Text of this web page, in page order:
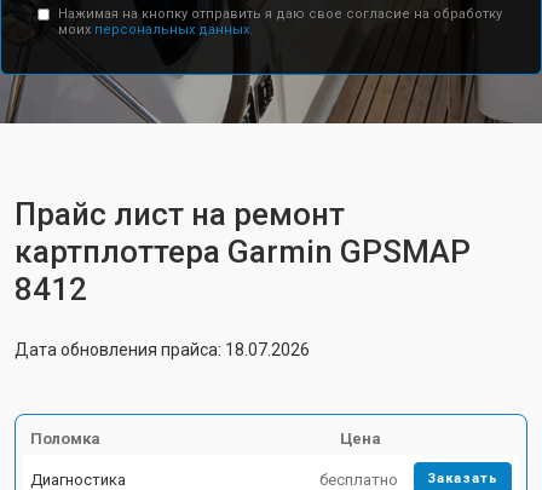
Нажимая на кнопку отправить я даю свое согласие на обработку
моих персональных данных.
Прайс лист на ремонт
картплоттера Garmin GPSMAP
8412
Дата обновления прайса: 18.07.2026
Поломка Цена
Диагностика бесплатно Заказать